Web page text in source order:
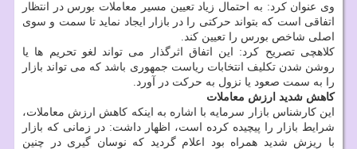
وی عنوان کرد: به احتمال زیاد تعیین مسیر معاملات بورس در انتظار
اتفاقی است که بتواند حرکتی را در بازار ایجاد نماید تا سمت و سوی
اصلی شاخص بورس را تعیین کند.
کلاهچی تصریح کرد: این اتفاق اثرگذار می تواند لغو تحریم ها یا
روشن شدن تکلیف انتخابات ریاست جمهوری باشد که می تواند بازار
را به سمت صعود یا نزول به حرکت در آورد.
کاهش شدید ارزش معاملات
این کارشناس بازار سرمایه با اشاره به اینکه کاهش ارزش معاملات،
شرایط بازار را پیچیده کرده است، اظهار داشت: در زمانی که بازار
با ریزش شدید همراه بود اعلام گردید که نوسان گیری در چنین